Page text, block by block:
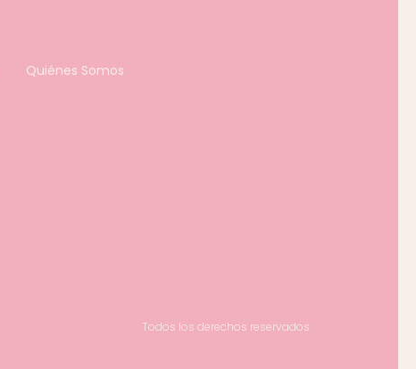
Quiénes Somos
Todos los derechos reservados.